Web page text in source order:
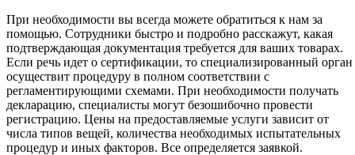
При необходимости вы всегда можете обратиться к нам за
помощью. Сотрудники быстро и подробно расскажут, какая
подтверждающая документация требуется для ваших товарах.
Если речь идет о сертификации, то специализированный орган
осуществит процедуру в полном соответствии с
регламентирующими схемами. При необходимости получать
декларацию, специалисты могут безошибочно провести
регистрацию. Цены на предоставляемые услуги зависит от
числа типов вещей, количества необходимых испытательных
процедур и иных факторов. Все определяется заявкой.